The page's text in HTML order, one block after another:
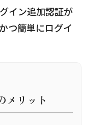
イン追加認証が
つ簡単にログイ
リット